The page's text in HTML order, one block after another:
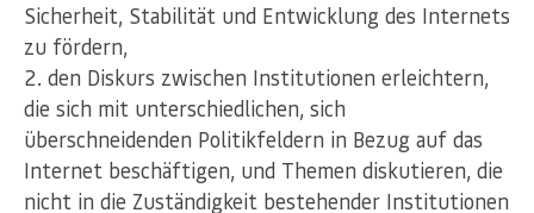
Sicherheit, Stabilität und Entwicklung des Internets
zu fördern,
den Diskurs zwischen Institutionen erleichtern,
die sich mit unterschiedlichen, sich
überschneidenden Politikfeldern in Bezug auf das
Internet beschäftigen, und Themen diskutieren, die
nicht in die Zuständigkeit bestehender Institutionen